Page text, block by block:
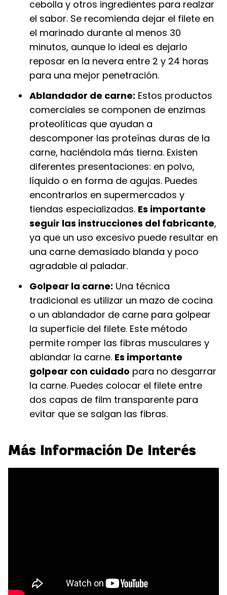
cebolla y otros ingredientes para realzar
el sabor. Se recomienda dejar el filete en
el marinado durante al menos 30
minutos, aunque lo ideal es dejarlo
reposar en la nevera entre 2 y 24 horas
para una mejor penetración.
Ablandador de carne: Estos productos
comerciales se componen de enzimas
proteolíticas que ayudan a
descomponer las proteínas duras de la
carne, haciéndola más tierna. Existen
diferentes presentaciones: en polvo,
líquido o en forma de agujas. Puedes
encontrarlos en supermercados y
tiendas especializadas. Es importante
seguir las instrucciones del fabricante,
ya que un uso excesivo puede resultar en
una carne demasiado blanda y poco
agradable al paladar.
Golpear la carne: Una técnica
tradicional es utilizar un mazo de cocina
o un ablandador de carne para golpear
la superficie del filete. Este método
permite romper las fibras musculares y
ablandar la carne. Es importante
golpear con cuidado para no desgarrar
la carne. Puedes colocar el filete entre
dos capas de film transparente para
evitar que se salgan las fibras.
Más Información De Interés